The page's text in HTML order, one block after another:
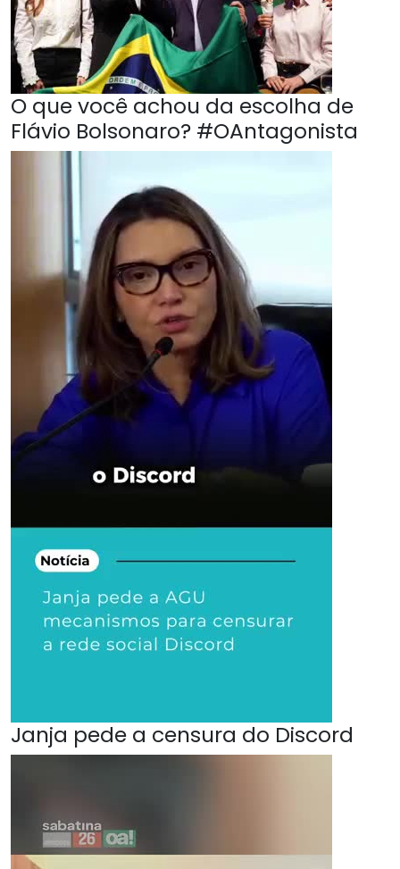
O que você achou da escolha de
Flávio Bolsonaro? #OAntagonista
Janja pede a censura do Discord